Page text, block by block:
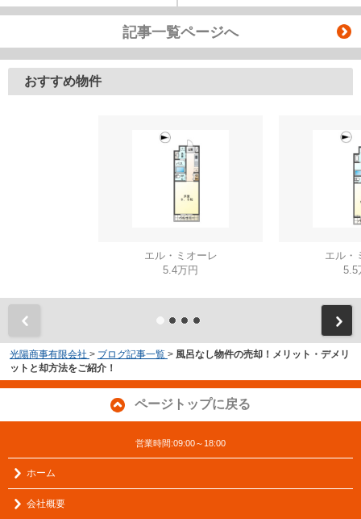
記事一覧ページへ
おすすめ物件
エル・ミオーレ
5.4万円
エル・
5.5
光陽商事有限会社 > ブログ記事一覧 > 風呂なし物件の売却！メリット・デメリ
ットと却方法をご紹介！
ページトップに戻る
営業時間:09:00～18:00
ホーム
会社概要